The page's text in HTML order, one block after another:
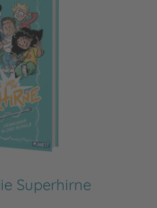
Superhirne